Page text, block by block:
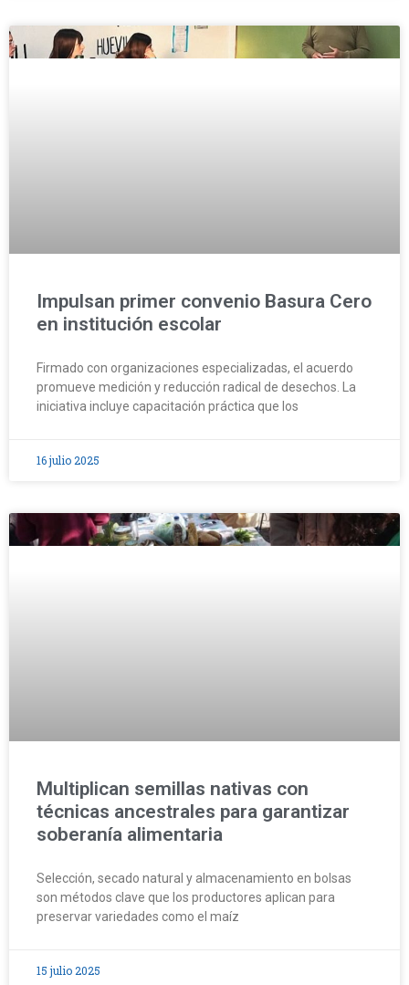
Impulsan primer convenio Basura Cero
en institución escolar
Firmado con organizaciones especializadas, el acuerdo
promueve medición y reducción radical de desechos. La
iniciativa incluye capacitación práctica que los
16 julio 2025
Multiplican semillas nativas con
técnicas ancestrales para garantizar
soberanía alimentaria
Selección, secado natural y almacenamiento en bolsas
son métodos clave que los productores aplican para
preservar variedades como el maíz
15 julio 2025